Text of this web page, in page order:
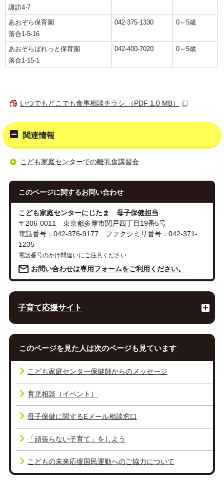
諏訪4-7
あおぞら保育園
落合1-5-16
042-375-1330 0～5歳
あおぞらぱれっと保育園
落合1-15-1
042-400-7020 0～5歳
いつでもどこでも食事相談チラシ （PDF 1.0 MB）
関連情報
こども家庭センターでの離乳食講習会
このページに関するお問い合わせ
こども家庭センターにじたま 母子保健担当
〒206-0011 東京都多摩市関戸四丁目19番5号
電話番号：042-376-9177 ファクシミリ番号：042-371-
1235
電話番号のかけ間違いにご注意ください
お問い合わせは専用フォームをご利用ください。
子育て応援サイト
このページを見た人は次のページも見ています
こども家庭センター保健師からのメッセージ
育児相談（イベント）
母子保健に関するEメール相談窓口
「頑張らない子育て」をしよう
こどもの未来応援国民運動へのご協力について